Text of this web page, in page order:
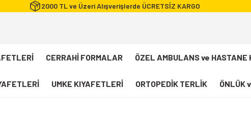
2000 TL ve Üzeri Alışverişlerde ÜCRETSİZ KARGO
CERRAHİ FORMALAR ÖZEL AMBULANS ve HASTANE
UMKE KIYAFETLERİ ORTOPEDİK TERLİK ÖNLÜK